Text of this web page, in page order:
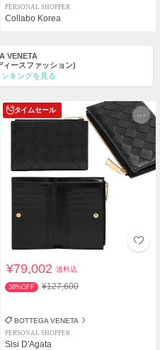
PERSONAL SHOPPER
Collabo Korea
VENETA
ィースファッション)
キングを見る
タイムセール
¥79,002送料込
38%OFF ¥127,600
BOTTEGA VENETA
PERSONAL SHOPPER
Sisi D'Agata